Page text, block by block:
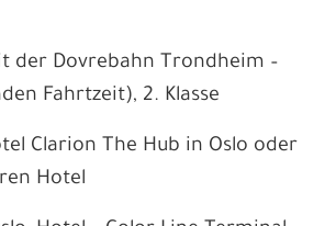
der Dovrebahn Trondheim –
Fahrtzeit), 2. Klasse
Clarion The Hub in Oslo oder
Hotel